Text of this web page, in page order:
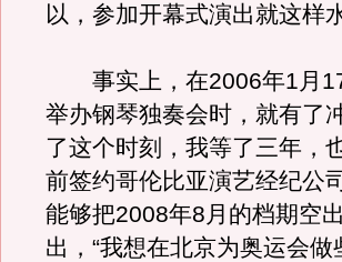
以，参加开幕式演出就这样
事实上，在2006年1月17
举办钢琴独奏会时，就有了
了这个时刻，我等了三年，
前签约哥伦比亚演艺经纪公
能够把2008年8月的档期空
出，“我想在北京为奥运会